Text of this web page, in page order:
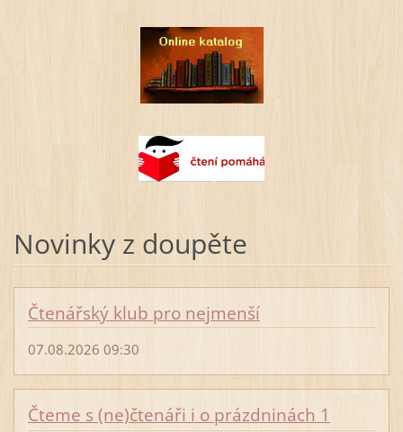
Novinky z doupěte
Čtenářský klub pro nejmenší
07.08.2026 09:30
Čteme s (ne)čtenáři i o prázdninách 1